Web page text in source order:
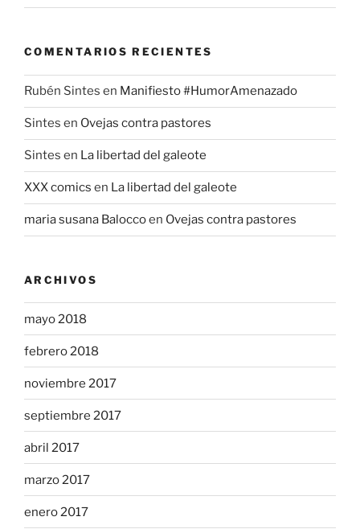
COMENTARIOS RECIENTES
Rubén Sintes en Manifiesto #HumorAmenazado
Sintes en Ovejas contra pastores
Sintes en La libertad del galeote
XXX comics en La libertad del galeote
maria susana Baloccoen Ovejas contra pastores
ARCHIVOS
mayo 2018
febrero 2018
noviembre 2017
septiembre 2017
abril 2017
marzo 2017
enero 2017